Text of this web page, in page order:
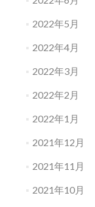
2022年5月
2022年4月
2022年3月
2022年2月
2022年1月
2021年12月
2021年11月
2021年10月